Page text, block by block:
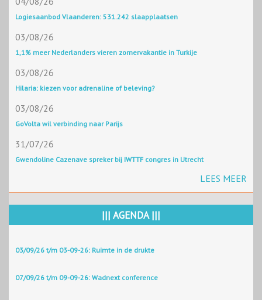
Logiesaanbod Vlaanderen: 531.242 slaapplaatsen
03/08/26
1,1% meer Nederlanders vieren zomervakantie in Turkije
03/08/26
Hilaria: kiezen voor adrenaline of beleving?
03/08/26
GoVolta wil verbinding naar Parijs
31/07/26
Gwendoline Cazenave spreker bij IWTTF congres in Utrecht
LEES MEER
||| AGENDA |||
03/09/26 t/m 03-09-26: Ruimte in de drukte
07/09/26 t/m 09-09-26: Wadnext conference